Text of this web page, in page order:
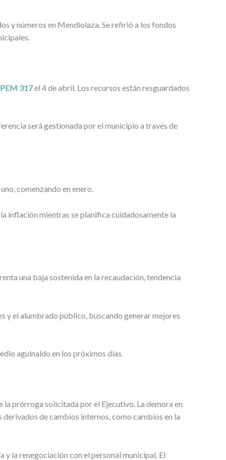
y números en Mendiolaza. Se refirió a los fondos
317el 4 de abril. Los recursos están resguardados
será gestionada por el municipio a través de
comenzando en enero.
inflación mientras se planifica cuidadosamente la
una baja sostenida en la recaudación, tendencia
y el alumbrado público, buscando generar mejores
aguinaldo en los próximos días.
prórroga solicitada por el Ejecutivo. La demora en
de cambios internos, como cambios en la
la renegociación con el personal municipal. El